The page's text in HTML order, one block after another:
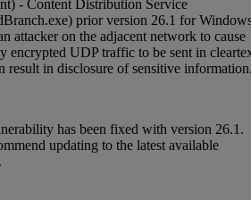
- Content Distribution Service
prior version 26.1 for
attacker on the adjacent network to cause
encrypted UDP traffic to be sent in
result in disclosure of sensitive
has been fixed with version 26.1.
updating to the latest available